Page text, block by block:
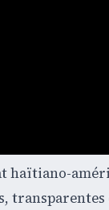
haïtiano-
transparentes